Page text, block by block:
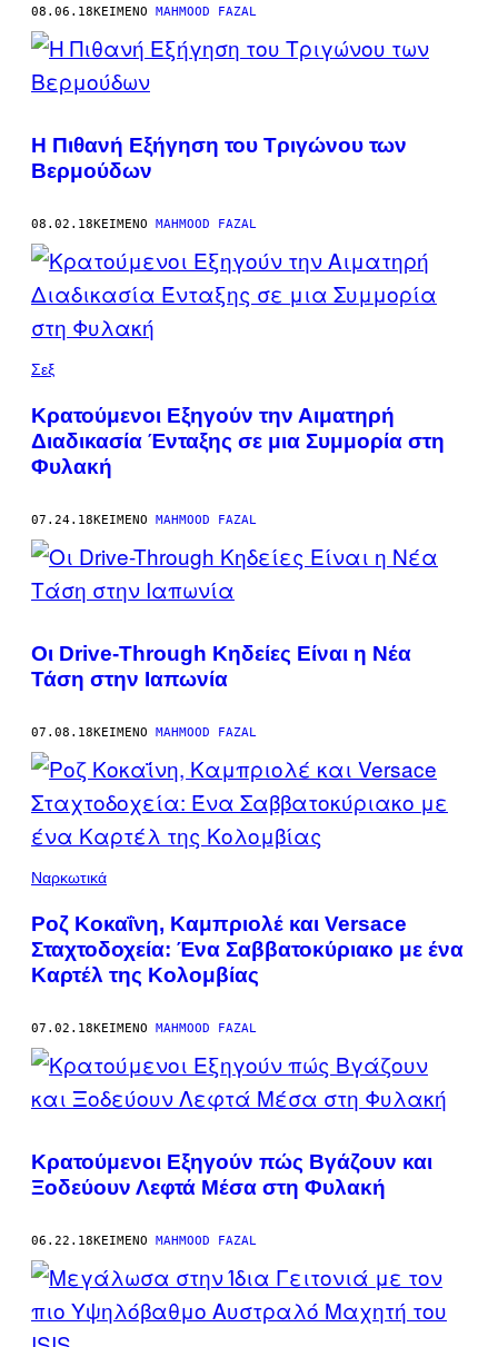
08.06.18ΚΕΊΜΕΝΟ MAHMOOD FAZAL
Η Πιθανή Εξήγηση του Τριγώνου των
Βερμούδων
08.02.18ΚΕΊΜΕΝΟ MAHMOOD FAZAL
Σεξ
Κρατούμενοι Εξηγούν την Αιματηρή
Διαδικασία Ένταξης σε μια Συμμορία στη
Φυλακή
07.24.18ΚΕΊΜΕΝΟ MAHMOOD FAZAL
Οι Drive-Through Κηδείες Είναι η Νέα
Τάση στην Ιαπωνία
07.08.18ΚΕΊΜΕΝΟ MAHMOOD FAZAL
Ναρκωτικά
Ροζ Κοκαΐνη, Καμπριολέ και Versace
Σταχτοδοχεία: Ένα Σαββατοκύριακο με ένα
Καρτέλ της Κολομβίας
07.02.18ΚΕΊΜΕΝΟ MAHMOOD FAZAL
Κρατούμενοι Εξηγούν πώς Βγάζουν και
Ξοδεύουν Λεφτά Μέσα στη Φυλακή
06.22.18ΚΕΊΜΕΝΟ MAHMOOD FAZAL